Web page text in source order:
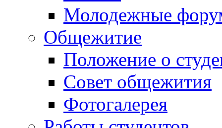
Молодежные
Общежитие
Положение о
Совет общежития
Фотогалерея